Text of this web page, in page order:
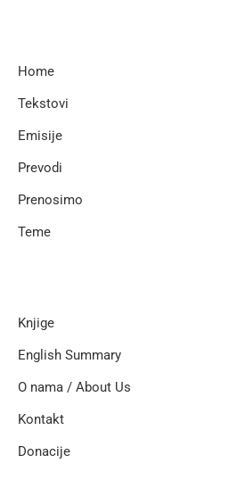
Home
Tekstovi
Emisije
Prevodi
Prenosimo
Teme
Knjige
English Summary
O nama / About Us
Kontakt
Donacije